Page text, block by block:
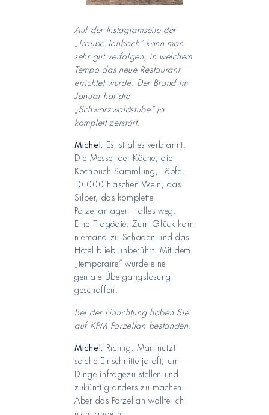
Auf der Instagramseite der
„Traube Tonbach“ kann man
sehr gut verfolgen, in welchem
Tempo das neue Restaurant
errichtet wurde. Der Brand im
Januar hat die
„Schwarzwaldstube“ ja
komplett zerstört.
Michel: Es ist alles verbrannt.
Die Messer der Köche, die
Kochbuch-Sammlung, Töpfe,
10.000 Flaschen Wein, das
Silber, das komplette
Porzellanlager – alles weg.
Eine Tragödie. Zum Glück kam
niemand zu Schaden und das
Hotel blieb unberührt. Mit dem
„temporaire“ wurde eine
geniale Übergangslösung
geschaffen.
Bei der Einrichtung haben Sie
auf KPM Porzellan bestanden.
Michel: Richtig. Man nutzt
solche Einschnitte ja oft, um
Dinge infragezu stellen und
zukünftig anders zu machen.
Aber das Porzellan wollte ich